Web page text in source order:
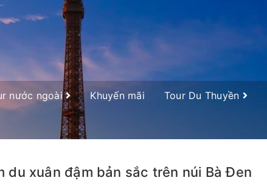
nước ngoài Khuyến mãi Tour Du Thuyền
du xuân đậm bản sắc trên núi Bà Đen